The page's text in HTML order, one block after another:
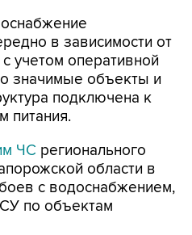
в зависимости от
учетом оперативной
значимые объекты и
подключена к
питания.
ЧС регионального
области в
с водоснабжением,
по объектам